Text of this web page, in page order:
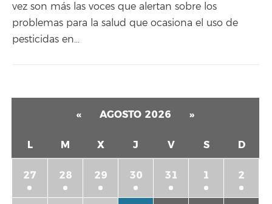
vez son más las voces que alertan sobre los
problemas para la salud que ocasiona el uso de
pesticidas en…
« AGOSTO 2026 »
L M X J V S D
27 28 29 30 31 1 2